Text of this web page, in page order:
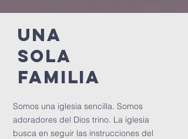
una
sola
FAMILia
Somos una iglesia sencilla. Somos
adoradores del Dios trino. La iglesia
busca en seguir las instrucciones del